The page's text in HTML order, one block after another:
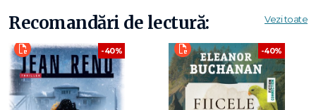
în taoism și budism, prilejuind-i descoperirea unui adevăr
universal tulburător. Un adevăr despre om și împlinirea lui,
trecut sub tăcere de biserică și pierdut de-a lungul
secolelor.
Emoționant și captivant, noul roman al lui Laurent Gounelle
Recomandări de lectură: Vezi toate
-40% -40%